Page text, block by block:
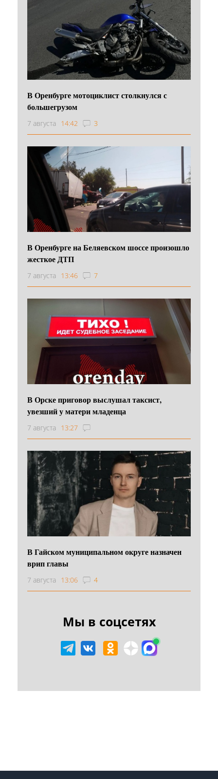
В Оренбурге мотоциклист столкнулся с
большегрузом
7 августа 14:42 3
В Оренбурге на Беляевском шоссе произошло
жесткое ДТП
7 августа 13:46 7
В Орске приговор выслушал таксист,
увезший у матери младенца
7 августа 13:27
В Гайском муниципальном округе назначен
врип главы
7 августа 13:06 4
Мы в соцсетях